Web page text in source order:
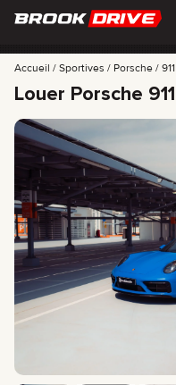
MARQUES
PÉRIODE DE LOCATION
MEILLEURES OFFRES
CERTIFICATES
AVIS
CONTACTS
PARTENARIAT
LOUEZ-POSSÉDEZ
+ 7 925 283
Accueil Sportives Porsche 911
Louer Porsche